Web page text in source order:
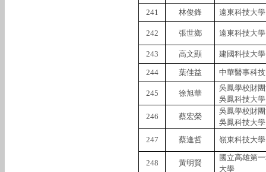
241 林俊鋒 遠東科技大學
242 張世鄉 遠東科技大學
243 高文顯 建國科技大學
244 葉佳益 中華醫事科
245 徐旭華
吳鳳學校財
吳鳳科技大學
246
蔡宏榮
吳鳳學校財
吳鳳科技大學
247
蔡逢哲 嶺東科技大學
248 黃明賢
國立高雄第
大學